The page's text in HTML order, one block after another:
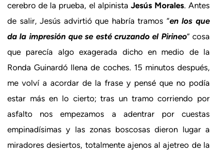
cerebro de la prueba, el alpinista Jesús Morales. Antes
de salir, Jesús advirtió que habría tramos “en los que
da la impresión que se esté cruzando el Pirineo” cosa
que parecía algo exagerada dicho en medio de la
Ronda Guinardó llena de coches. 15 minutos después,
me volví a acordar de la frase y pensé que no podía
estar más en lo cierto; tras un tramo corriendo por
asfalto nos empezamos a adentrar por cuestas
empinadísimas y las zonas boscosas dieron lugar a
miradores desiertos, totalmente ajenos al ajetreo de la